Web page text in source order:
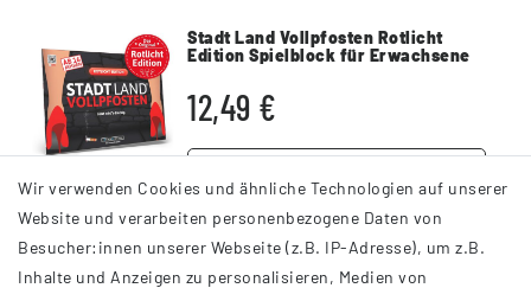
Stadt Land Vollpfosten Rotlicht
Edition Spielblock für Erwachsene
12,49 €
Wir verwenden Cookies und ähnliche Technologien auf unserer
Website und verarbeiten personenbezogene Daten von
Besucher:innen unserer Webseite (z.B. IP-Adresse), um z.B.
Inhalte und Anzeigen zu personalisieren, Medien von